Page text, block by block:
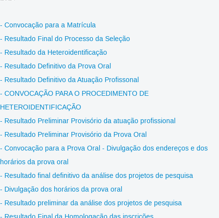
- Convocação para a Matrícula
- Resultado Final do Processo da Seleção
- Resultado da Heteroidentificação
- Resultado Definitivo da Prova Oral
- Resultado Definitivo da Atuação Profissonal
- CONVOCAÇÃO PARA O PROCEDIMENTO DE
HETEROIDENTIFICAÇÃO
- Resultado Preliminar Provisório da atuação profissional
- Resultado Preliminar Provisório da Prova Oral
- Convocação para a Prova Oral - Divulgação dos endereços e dos
horários da prova oral
- Resultado final definitivo da análise dos projetos de pesquisa
- Divulgação dos horários da prova oral
- Resultado preliminar da análise dos projetos de pesquisa